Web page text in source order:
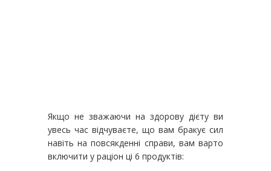
Якщо не зважаючи на здорову дієту ви
увесь час відчуваєте, що вам бракує сил
навіть на повсякденні справи, вам варто
включити у раціон ці 6 продуктів: